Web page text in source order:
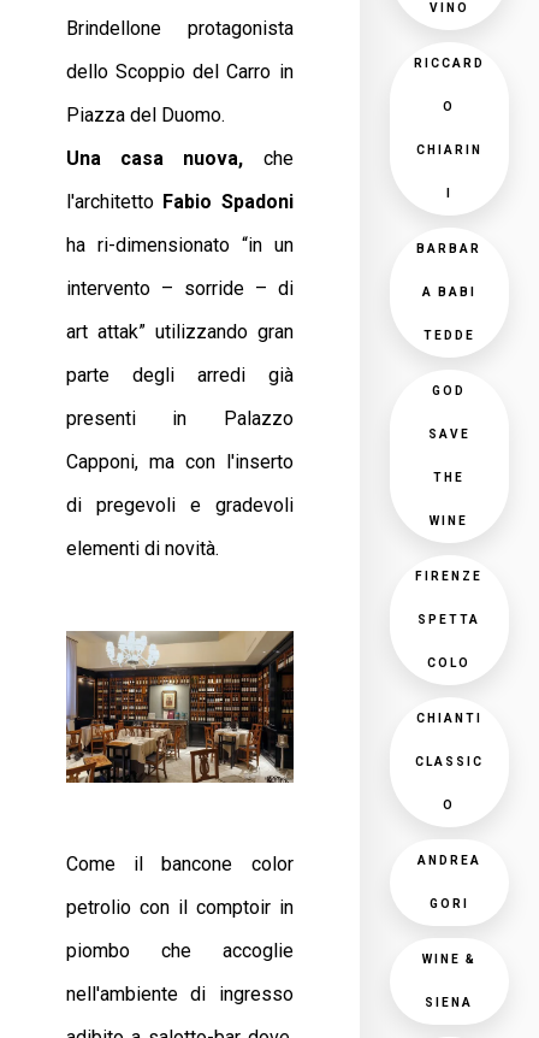
Brindellone protagonista
dello Scoppio del Carro in
Piazza del Duomo.
Una casa nuova, che
l'architetto Fabio Spadoni
ha ri-dimensionato “in un
intervento – sorride – di
art attak” utilizzando gran
parte degli arredi già
presenti in Palazzo
Capponi, ma con l'inserto
di pregevoli e gradevoli
elementi di novità.
Come il bancone color
petrolio con il comptoir in
piombo che accoglie
nell'ambiente di ingresso
VINO
RICCARD
O
CHIARIN
BARBAR
A BABI
TEDDE
GOD
SAVE
THE
WINE
FIRENZE
SPETTA
COLO
CHIANTI
CLASSIC
O
ANDREA
GORI
WINE &
SIENA